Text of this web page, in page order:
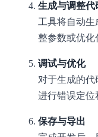
生成与调整代
工具将自动生
整参数或优化
调试与优化
对于生成的
进行错误定位
保存与导出